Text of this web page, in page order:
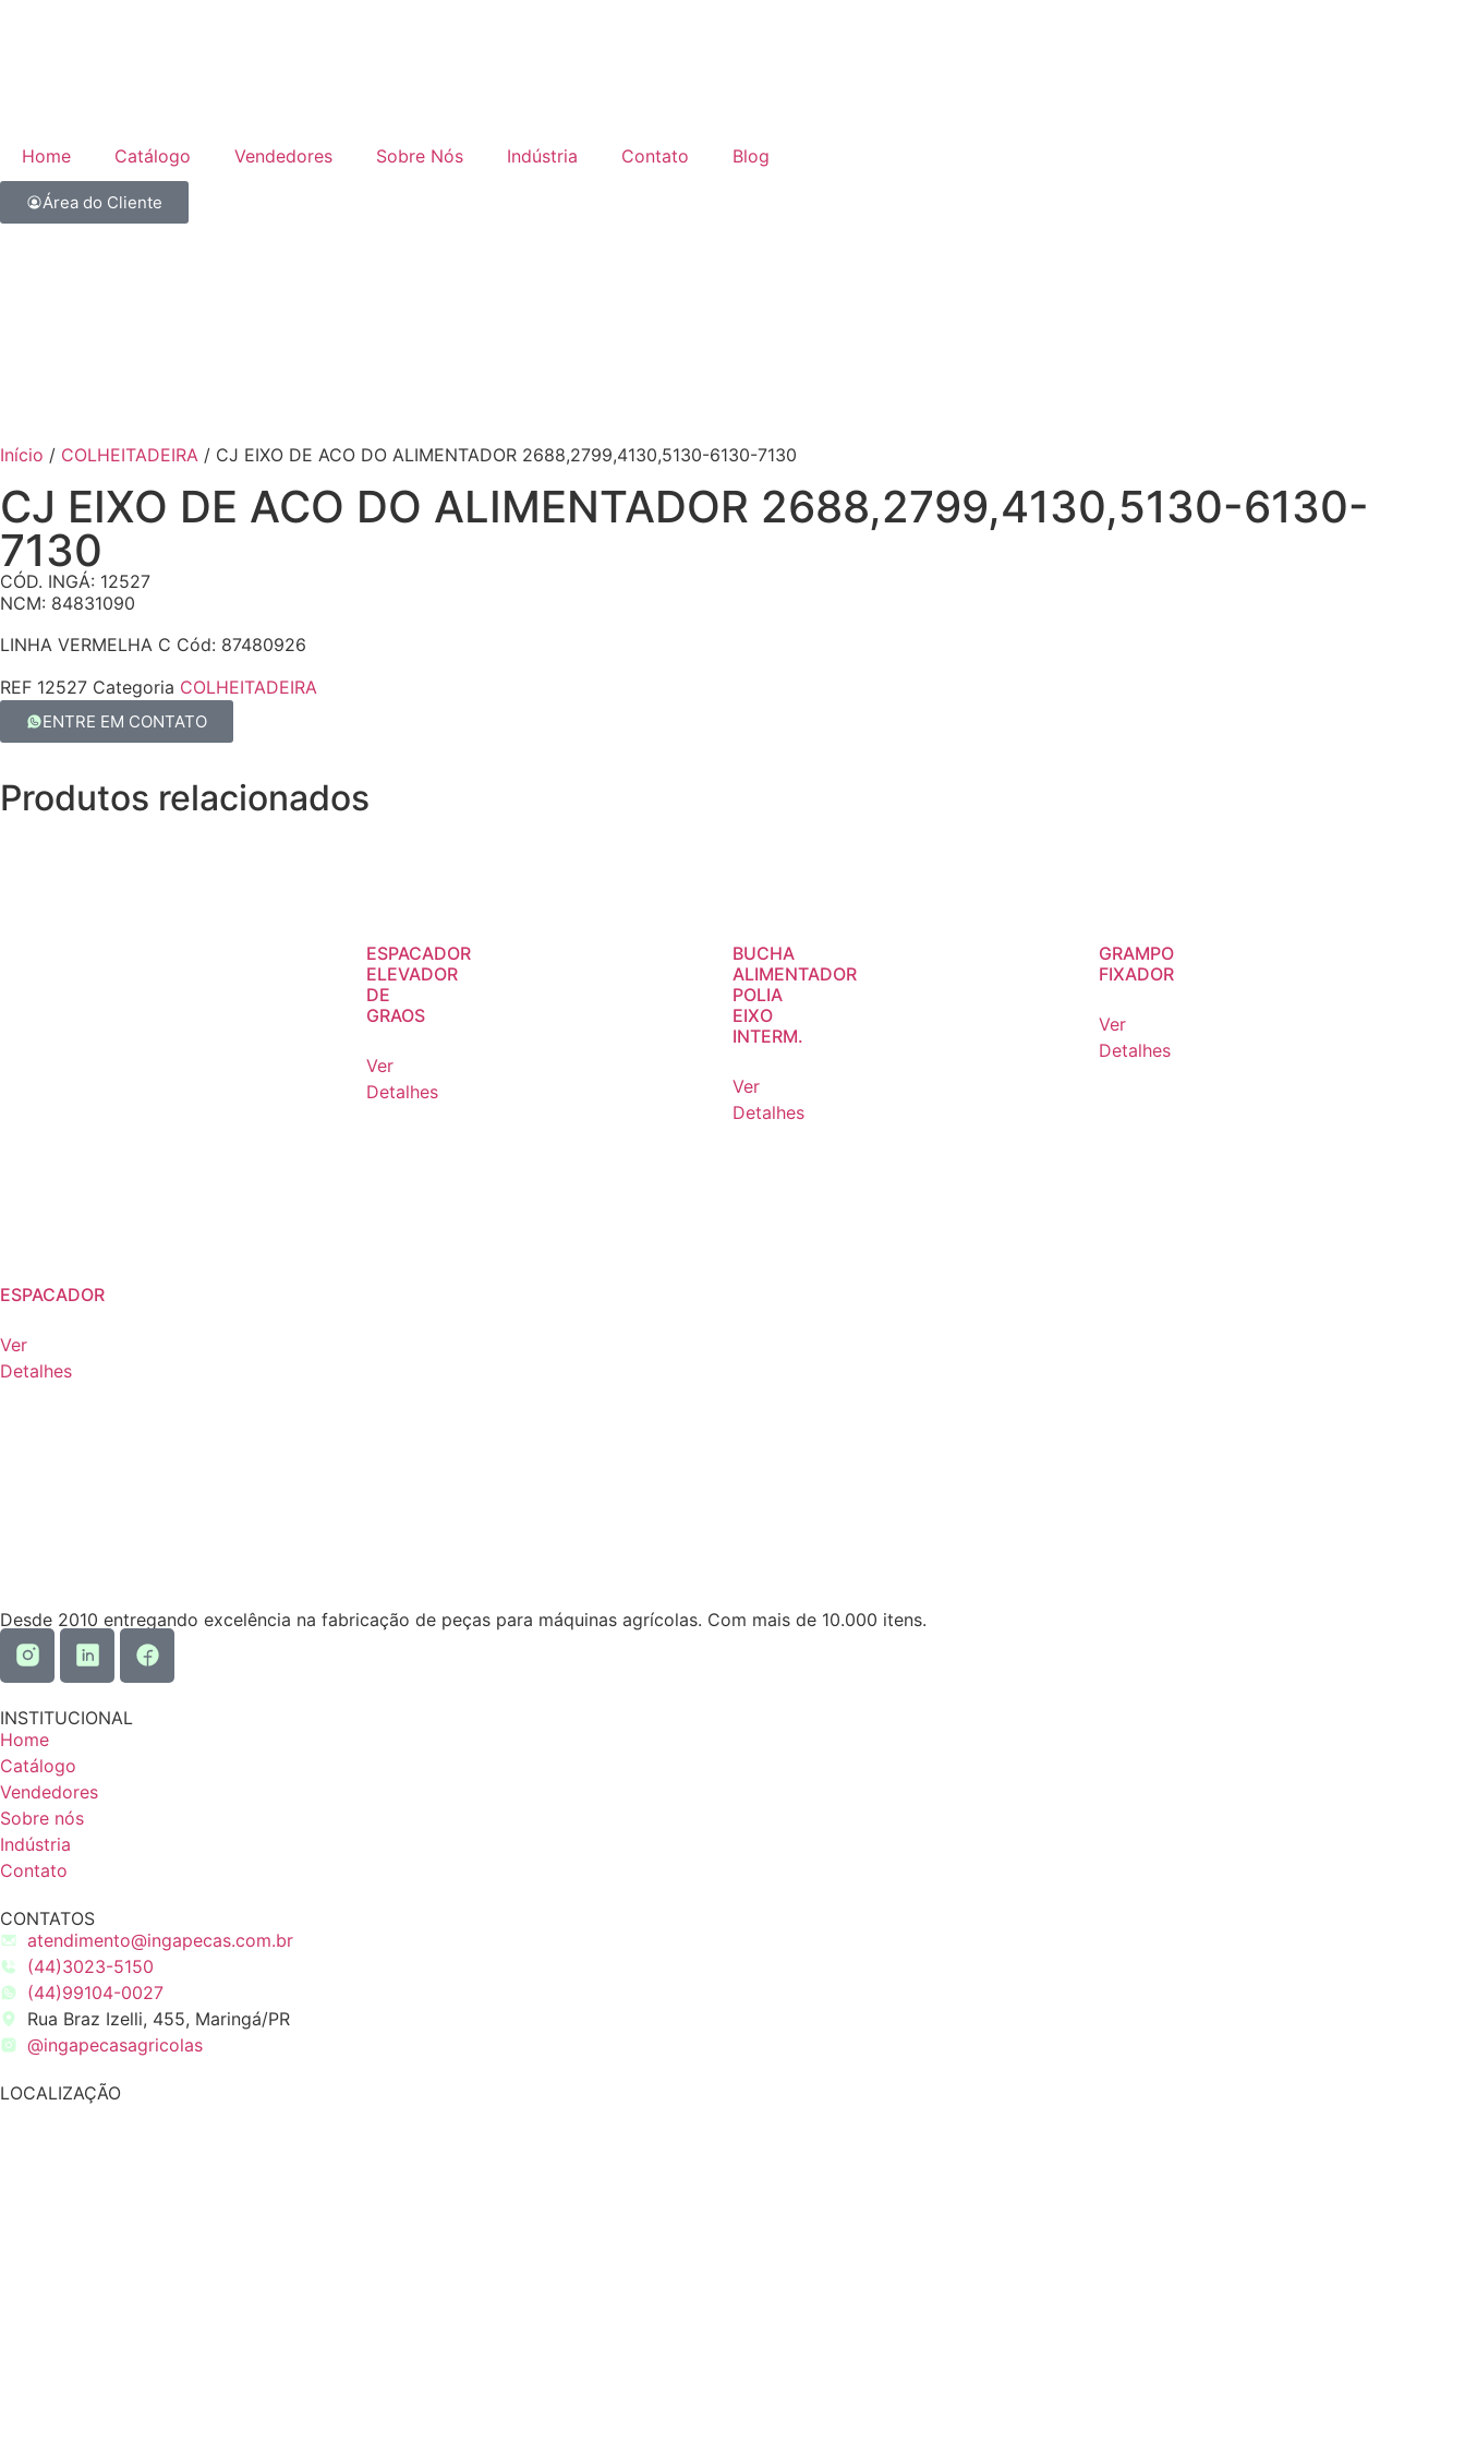
Home Catálogo Vendedores Sobre Nós Indústria Contato Blog
Área do Cliente
Início / COLHEITADEIRA / CJ EIXO DE ACO DO ALIMENTADOR 2688,2799,4130,5130-6130-7130
CJ EIXO DE ACO DO ALIMENTADOR 2688,2799,4130,5130-6130-
7130
CÓD. INGÁ: 12527
NCM: 84831090
LINHA VERMELHA C Cód: 87480926
REF 12527 Categoria COLHEITADEIRA
ENTRE EM CONTATO
Produtos relacionados
ESPACADOR
ELEVADOR
DE
GRAOS
Ver
Detalhes
BUCHA
ALIMENTADOR
POLIA
EIXO
INTERM.
Ver
Detalhes
GRAMPO
FIXADOR
Ver
Detalhes
ESPACADOR
Ver
Detalhes
Desde 2010 entregando excelência na fabricação de peças para máquinas agrícolas. Com mais de 10.000 itens.
INSTITUCIONAL
Home
Catálogo
Vendedores
Sobre nós
Indústria
Contato
CONTATOS
atendimento@ingapecas.com.br
(44)3023-5150
(44)99104-0027
Rua Braz Izelli, 455, Maringá/PR
@ingapecasagricolas
LOCALIZAÇÃO